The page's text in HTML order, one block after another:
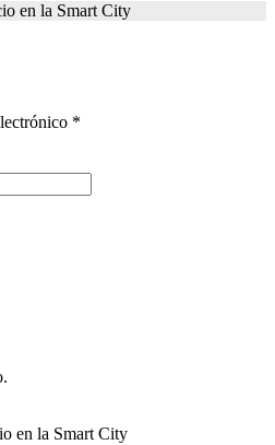
en la Smart City
*
en la Smart City